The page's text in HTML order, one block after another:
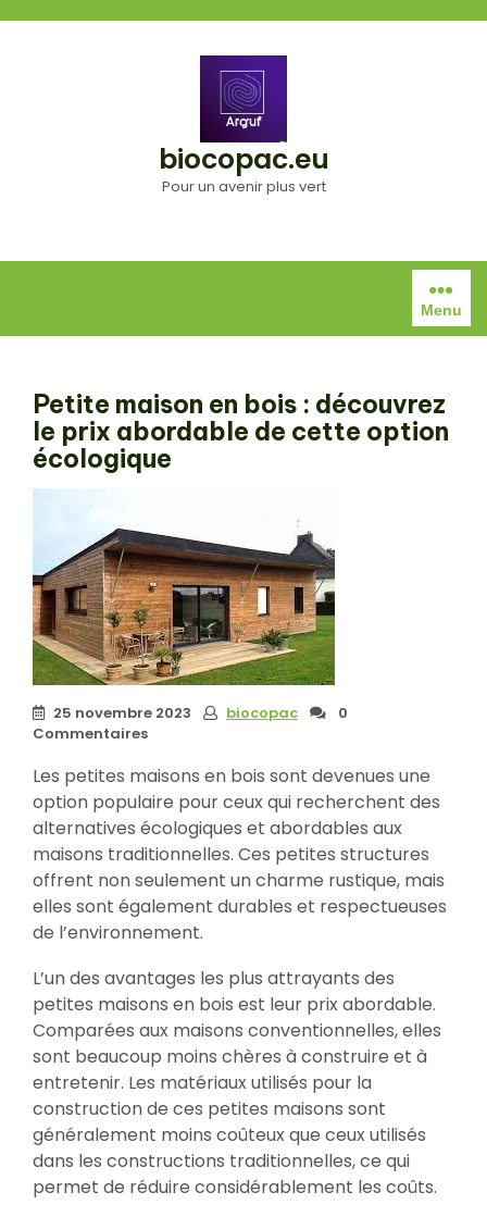
biocopac.eu
Pour un avenir plus vert
Menu
Petite maison en bois : découvrez
le prix abordable de cette option
écologique
25 novembre 2023 biocopac
0
Commentaires
Les petites maisons en bois sont devenues une
option populaire pour ceux qui recherchent des
alternatives écologiques et abordables aux
maisons traditionnelles. Ces petites structures
offrent non seulement un charme rustique, mais
elles sont également durables et respectueuses
de l’environnement.
L’un des avantages les plus attrayants des
petites maisons en bois est leur prix abordable.
Comparées aux maisons conventionnelles, elles
sont beaucoup moins chères à construire et à
entretenir. Les matériaux utilisés pour la
construction de ces petites maisons sont
généralement moins coûteux que ceux utilisés
dans les constructions traditionnelles, ce qui
permet de réduire considérablement les coûts.